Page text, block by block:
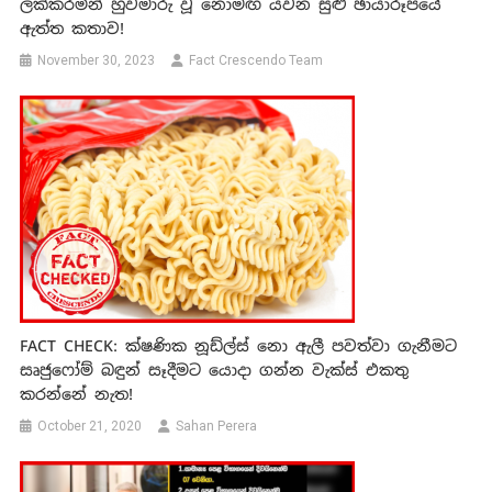
ඇත්ත කතාව!
November 30, 2023 Fact Crescendo Team
FACT CHECK: ක්ෂණික නූඩ්ල්ස් නො ඇලී පවත්වා ගැනීමට
සෘජුෆෝම් බඳුන් සෑදීමට යොදා ගන්න වැක්ස් එකතු
කරන්නේ නැත!
October 21, 2020 Sahan Perera